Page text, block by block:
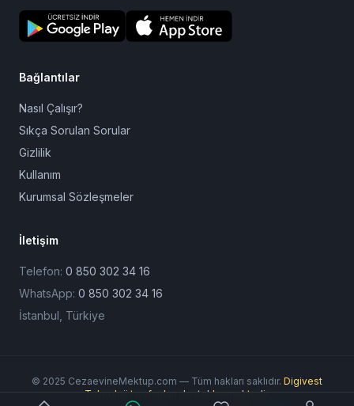
Bağlantılar
Nasıl Çalışır?
Sıkça Sorulan Sorular
Gizlilik
Kullanım
Kurumsal Sözleşmeler
İletişim
Telefon: 0 850 302 34 16
WhatsApp: 0 850 302 34 16
İstanbul, Türkiye
© 2025 CezaevineMektup.com — Tüm hakları saklıdır. Digivest
Teknoloji tarafından desteklenmektedir.